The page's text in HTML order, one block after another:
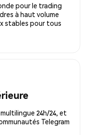
pour le trading
à haut volume
stables pour tous
24h/24, et
Telegram